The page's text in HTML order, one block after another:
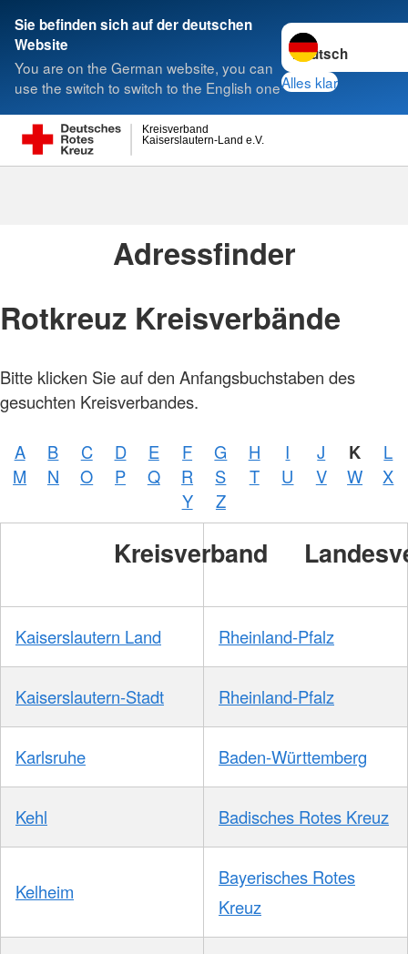
Sie befinden sich auf der deutschen
Website
You are on the German website, you can
use the switch to switch to the English one
Sprache wechseln
Alles klar
Kaiserslautern-Land e.V.
Kreisverband
Suche
Adressfinder
Rotkreuz Kreisverbände
Bitte klicken Sie auf den Anfangsbuchstaben des
gesuchten Kreisverbandes.
A B C D E F G H I J K
L
M
N O P Q R S T U V W
X
Y
Z
Kreisverband
Kaiserslautern Land Rheinland-Pfalz
Kaiserslautern-Stadt Rheinland-Pfalz
Karlsruhe Baden-Württemberg
Kehl Badisches Rotes Kreuz
Kelheim
Bayerisches Rotes
Kreuz